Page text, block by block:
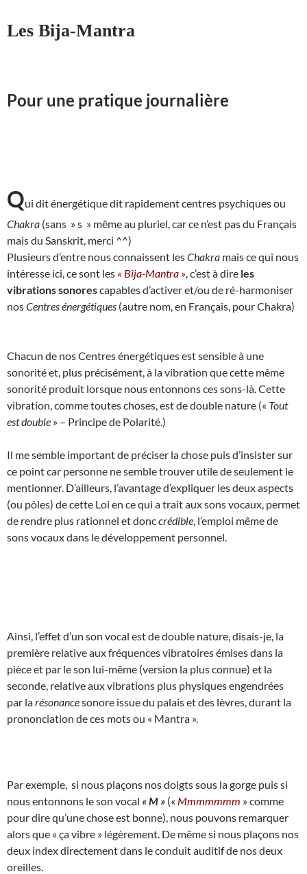
Les Bija-Mantra
Pour une pratique journalière
Qui dit énergétique dit rapidement centres psychiques ou
Chakra (sans » s » même au pluriel, car ce n’est pas du Français
mais du Sanskrit, merci ^^)
Plusieurs d’entre nous connaissent lesChakra mais ce qui nous
intéresse ici, ce sont les « Bija-Mantra » , c’est à dire les
vibrations sonorescapables d’activer et/ou de ré-harmoniser
nosCentres énergétiques (autre nom, en Français, pour Chakra)
Chacun de nos Centres énergétiques est sensible à une
sonorité et, plus précisément, à la vibration que cette même
sonorité produit lorsque nous entonnons ces sons-là. Cette
vibration, comme toutes choses, est de double nature (« Tout
est double » – Principe de Polarité.)
Il me semble important de préciser la chose puis d’insister sur
ce point car personne ne semble trouver utile de seulement le
mentionner. D’ailleurs, l’avantage d’expliquer les deux aspects
(ou pôles) de cette Loi en ce qui a trait aux sons vocaux, permet
de rendre plus rationnel et donccrédible , l’emploi même de
sons vocaux dans le développement personnel.
Ainsi, l’effet d’un son vocal est de double nature, disais-je, la
première relative aux fréquences vibratoires émises dans la
pièce et par le son lui-même (version la plus connue) et la
seconde, relative aux vibrations plus physiques engendrées
par larésonancesonore issue du palais et des lèvres, durant la
prononciation de ces mots ou « Mantra ».
Par exemple, si nous plaçons nos doigts sous la gorge puis si
nous entonnons le son vocal « M » (« Mmmmmmm » comme
pour dire qu’une chose est bonne), nous pouvons remarquer
alors que « ça vibre » légèrement. De même si nous plaçons nos
deux index directement dans le conduit auditif de nos deux
oreilles.